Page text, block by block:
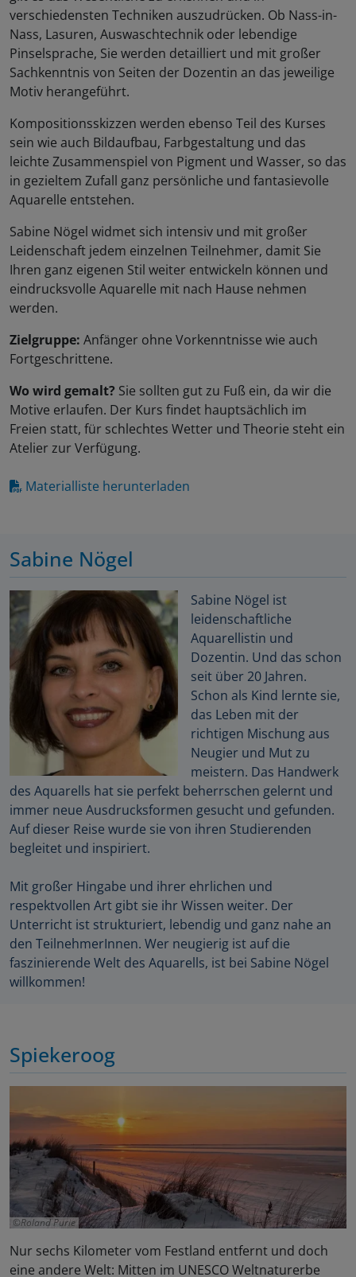
verschiedensten Techniken auszudrücken. Ob Nass-in-
Nass, Lasuren, Auswaschtechnik oder lebendige
Pinselsprache, Sie werden detailliert und mit großer
Sachkenntnis von Seiten der Dozentin an das jeweilige
Motiv herangeführt.
Kompositionsskizzen werden ebenso Teil des Kurses
sein wie auch Bildaufbau, Farbgestaltung und das
leichte Zusammenspiel von Pigment und Wasser, so das
in gezieltem Zufall ganz persönliche und fantasievolle
Aquarelle entstehen.
Sabine Nögel widmet sich intensiv und mit großer
Leidenschaft jedem einzelnen Teilnehmer, damit Sie
Ihren ganz eigenen Stil weiter entwickeln können und
eindrucksvolle Aquarelle mit nach Hause nehmen
werden.
Zielgruppe: Anfänger ohne Vorkenntnisse wie auch
Fortgeschrittene.
Wo wird gemalt? Sie sollten gut zu Fuß ein, da wir die
Motive erlaufen. Der Kurs findet hauptsächlich im
Freien statt, für schlechtes Wetter und Theorie steht ein
Atelier zur Verfügung.
Materialliste herunterladen
Sabine Nögel
Sabine Nögel ist
leidenschaftliche
Aquarellistin und
Dozentin. Und das schon
seit über 20 Jahren.
Schon als Kind lernte sie,
das Leben mit der
richtigen Mischung aus
Neugier und Mut zu
meistern. Das Handwerk
des Aquarells hat sie perfekt beherrschen gelernt und
immer neue Ausdrucksformen gesucht und gefunden.
Auf dieser Reise wurde sie von ihren Studierenden
begleitet und inspiriert.
Mit großer Hingabe und ihrer ehrlichen und
respektvollen Art gibt sie ihr Wissen weiter. Der
Unterricht ist strukturiert, lebendig und ganz nahe an
den TeilnehmerInnen. Wer neugierig ist auf die
faszinierende Welt des Aquarells, ist bei Sabine Nögel
willkommen!
Spiekeroog
Roland Purie
Nur sechs Kilometer vom Festland entfernt und doch
eine andere Welt: Mitten im UNESCO Weltnaturerbe